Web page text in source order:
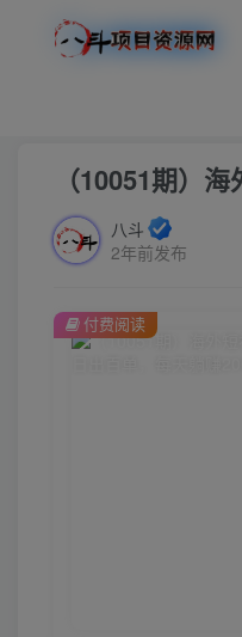
（10051期）
八斗
2年前发布
付费阅读